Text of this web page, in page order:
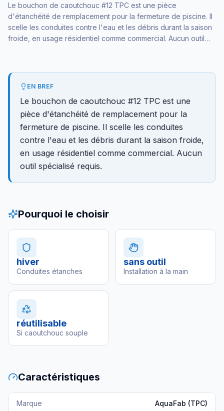
Le bouchon de caoutchouc #12 TPC est une pièce
d'étanchéité de remplacement pour la fermeture de piscine. Il
scelle les conduites contre l'eau et les débris durant la saison
froide, en usage résidentiel comme commercial. Aucun outil
EN BREF
Le bouchon de caoutchouc #12 TPC est une
pièce d'étanchéité de remplacement pour la
fermeture de piscine. Il scelle les conduites
contre l'eau et les débris durant la saison froide,
en usage résidentiel comme commercial. Aucun
outil spécialisé requis.
Pourquoi le choisir
hiver
Conduites étanches
sans outil
Installation à la main
réutilisable
Si caoutchouc souple
Caractéristiques
Marque AquaFab (TPC)